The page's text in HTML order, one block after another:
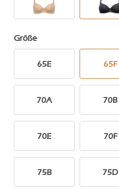
Größe
65E 65F
70A 70B
70E 70F
75B 75D